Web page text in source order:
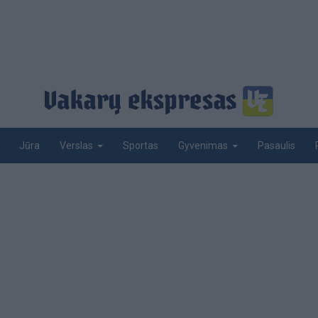
Jūra Verslas Sportas Gyvenimas Pasaulis